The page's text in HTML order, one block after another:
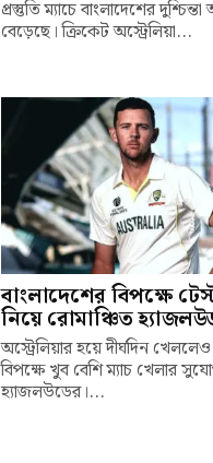
প্রস্তুতি ম্যাচে বাংলাদেশের
বেড়েছে। ক্রিকেট অস্ট্রেলিয়া...
বাংলাদেশের বিপক্ষে
নিয়ে রোমাঞ্চিত
অস্ট্রেলিয়ার হয়ে দীর্ঘদিন
বিপক্ষে খুব বেশি ম্যাচ খেলার
হ্যাজলউডের।...